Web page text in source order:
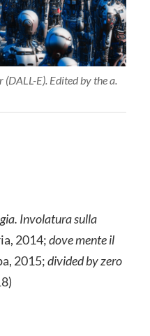
E). Edited by the a.
Involatura sulla
2014;dove mente il
2015;divided by zero